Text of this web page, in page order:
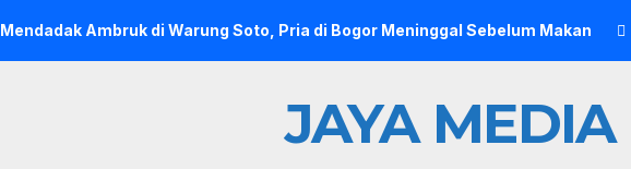
Mendadak Ambruk di Warung Soto, Pria di Bogor Meninggal Sebelum Makan
JAYA MEDIA